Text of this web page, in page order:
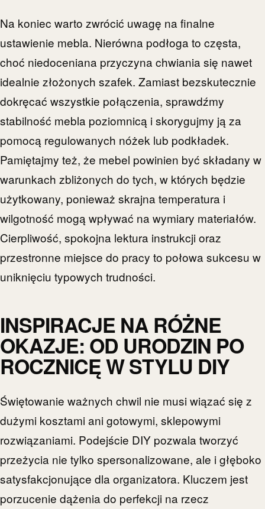
Na koniec warto zwrócić uwagę na finalne
ustawienie mebla. Nierówna podłoga to częsta,
choć niedoceniana przyczyna chwiania się nawet
idealnie złożonych szafek. Zamiast bezskutecznie
dokręcać wszystkie połączenia, sprawdźmy
stabilność mebla poziomnicą i skorygujmy ją za
pomocą regulowanych nóżek lub podkładek.
Pamiętajmy też, że mebel powinien być składany w
warunkach zbliżonych do tych, w których będzie
użytkowany, ponieważ skrajna temperatura i
wilgotność mogą wpływać na wymiary materiałów.
Cierpliwość, spokojna lektura instrukcji oraz
przestronne miejsce do pracy to połowa sukcesu w
uniknięciu typowych trudności.
INSPIRACJE NA RÓŻNE
OKAZJE: OD URODZIN PO
ROCZNICĘ W STYLU DIY
Świętowanie ważnych chwil nie musi wiązać się z
dużymi kosztami ani gotowymi, sklepowymi
rozwiązaniami. Podejście DIY pozwala tworzyć
przeżycia nie tylko spersonalizowane, ale i głęboko
satysfakcjonujące dla organizatora. Kluczem jest
porzucenie dążenia do perfekcji na rzecz